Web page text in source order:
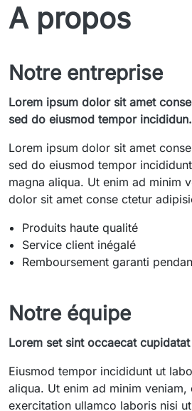
A propos
Notre entreprise
Lorem ipsum dolor sit amet
sed do eiusmod tempor incididun.
Lorem ipsum dolor sit amet
sed do eiusmod tempor
magna aliqua. Ut enim ad minim
dolor sit amet conse ctetur
Produits haute qualité
Service client inégalé
Remboursement garanti
Notre équipe
Lorem set sint occaecat
Eiusmod tempor incididunt ut
aliqua. Ut enim ad minim veniam,
exercitation ullamco laboris nisi